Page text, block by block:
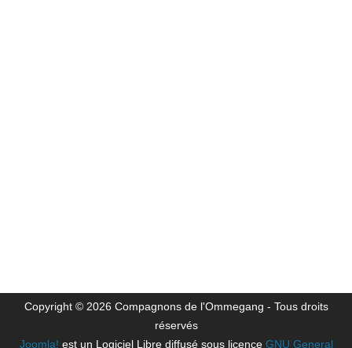
Copyright © 2026 Compagnons de l'Ommegang - Tous droits
réservés
Joomla! est un Logiciel Libre diffusé sous licence GNU General